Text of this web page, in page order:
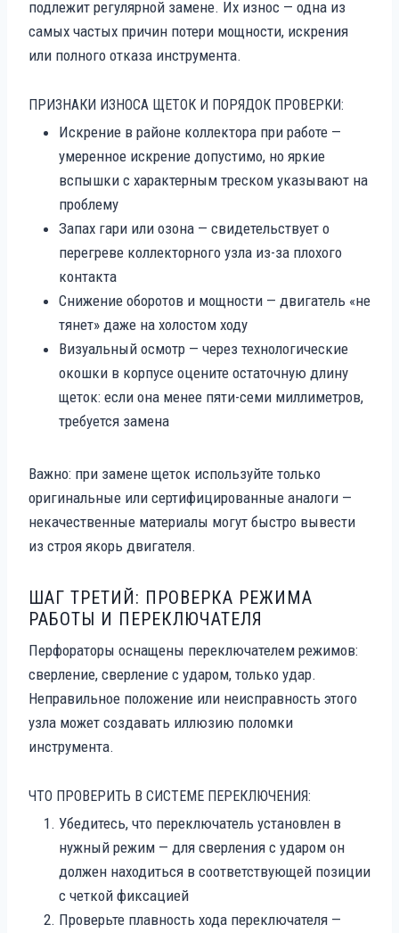
подлежит регулярной замене. Их износ — одна из
самых частых причин потери мощности, искрения
или полного отказа инструмента.
ПРИЗНАКИ ИЗНОСА ЩЕТОК И ПОРЯДОК ПРОВЕРКИ:
Искрение в районе коллектора при работе —
умеренное искрение допустимо, но яркие
вспышки с характерным треском указывают на
проблему
Запах гари или озона — свидетельствует о
перегреве коллекторного узла из-за плохого
контакта
Снижение оборотов и мощности — двигатель «не
тянет» даже на холостом ходу
Визуальный осмотр — через технологические
окошки в корпусе оцените остаточную длину
щеток: если она менее пяти-семи миллиметров,
требуется замена
Важно: при замене щеток используйте только
оригинальные или сертифицированные аналоги —
некачественные материалы могут быстро вывести
из строя якорь двигателя.
ШАГ ТРЕТИЙ: ПРОВЕРКА РЕЖИМА
РАБОТЫ И ПЕРЕКЛЮЧАТЕЛЯ
Перфораторы оснащены переключателем режимов:
сверление, сверление с ударом, только удар.
Неправильное положение или неисправность этого
узла может создавать иллюзию поломки
инструмента.
ЧТО ПРОВЕРИТЬ В СИСТЕМЕ ПЕРЕКЛЮЧЕНИЯ:
Убедитесь, что переключатель установлен в
нужный режим — для сверления с ударом он
должен находиться в соответствующей позиции
с четкой фиксацией
Проверьте плавность хода переключателя —